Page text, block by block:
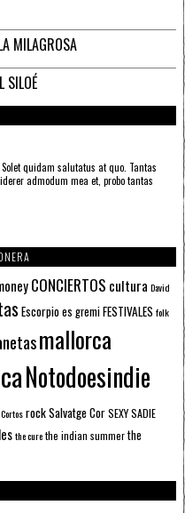
MILAGROSA
SILOÉ
quidam salutatus at quo. Tantas
admodum mea et, probo tantas
CONCIERTOS cultura David
Escorpioes gremiFESTIVALES folk
mallorca
Notodoesindie
rockSalvatge CorSEXY SADIE
the curethe indian summerthe